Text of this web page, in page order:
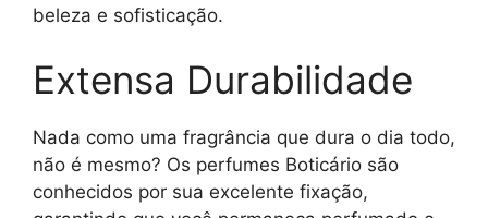
beleza e sofisticação.
Extensa Durabilidade
Nada como uma fragrância que dura o dia todo,
não é mesmo? Os perfumes Boticário são
conhecidos por sua excelente fixação,